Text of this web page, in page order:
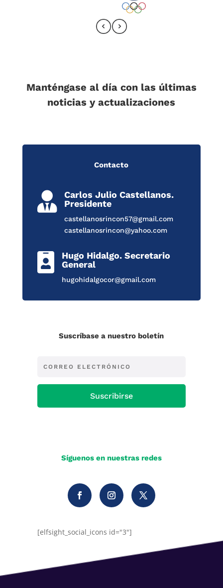
Manténgase al día con las últimas
noticias y actualizaciones
Contacto

Carlos Julio Castellanos.
Presidente
castellanosrincon57@gmail.com
castellanosrincon@yahoo.com

Hugo Hidalgo. Secretario
General
hugohidalgocor@gmail.com
Suscríbase a nuestro boletín
Suscribirse
Síguenos en nuestras redes
[elfsight_social_icons id="3"]